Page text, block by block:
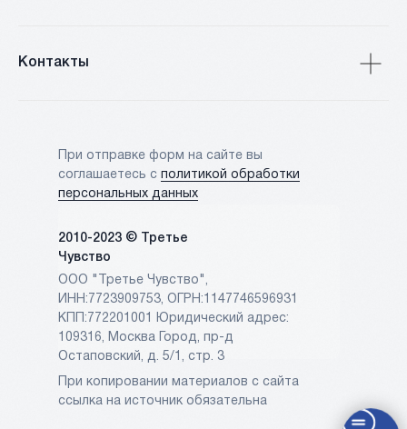
Контакты
При отправке форм на сайте вы
соглашаетесь с политикой обработки
персональных данных
2010-2023 © Третье
Чувство
При копировании материалов с сайта
ссылка на источник обязательна
ООО "Третье Чувство",
ИНН:7723909753, ОГРН:1147746596931
КПП:772201001 Юридический адрес:
109316, Москва Город, пр-д
Остаповский, д. 5/1, стр. 3